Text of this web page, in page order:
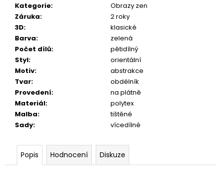
Kategorie:
Obrazy zen
Záruka:
2 roky
3D:
klasické
Barva:
zelená
Počet dílů:
pětidílný
Styl:
orientální
Motiv:
abstrakce
Tvar:
obdélník
Provedení:
na plátně
Materiál:
polytex
Malba:
tištěné
Sady: vícedílné
Popis Hodnocení Diskuze
PŘÍRODY
599
Kč